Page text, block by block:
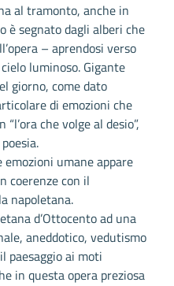
al tramonto, anche in
è segnato dagli alberi che
– aprendosi verso
luminoso. Gigante
giorno, come dato
di emozioni che
che volge al desio”,
umane appare
coerenze con il
napoletana.
d’Ottocento ad una
aneddotico, vedutismo
paesaggio ai moti
in questa opera preziosa